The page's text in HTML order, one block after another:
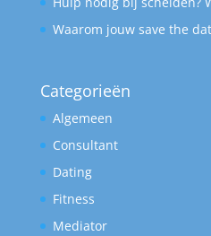
Waarom jouw save the
Categorieën
Algemeen
Consultant
Dating
Fitness
Mediator